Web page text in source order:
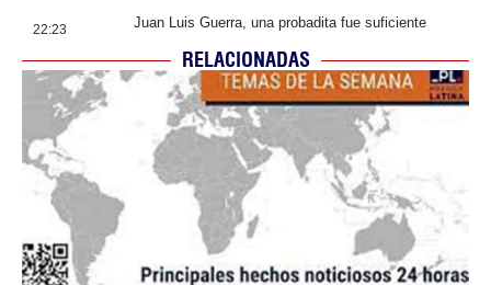
22:23 Juan Luis Guerra, una probadita fue suficiente
RELACIONADAS